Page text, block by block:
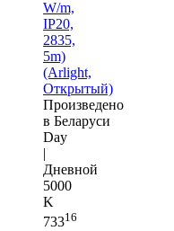
W/m,
IP20,
2835,
5m)
(Arlight,
Открытый)
Произведено
в Беларуси
Day
|
Дневной
5000
K
73316